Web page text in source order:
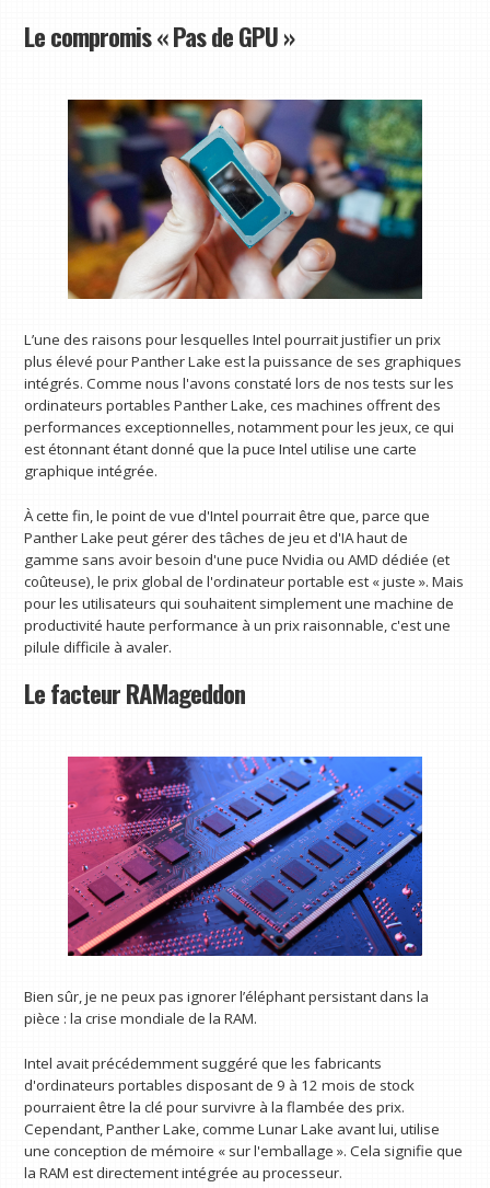
Le compromis « Pas de GPU »
L’une des raisons pour lesquelles Intel pourrait justifier un prix
plus élevé pour Panther Lake est la puissance de ses graphiques
intégrés. Comme nous l'avons constaté lors de nos tests sur les
ordinateurs portables Panther Lake, ces machines offrent des
performances exceptionnelles, notamment pour les jeux, ce qui
est étonnant étant donné que la puce Intel utilise une carte
graphique intégrée.
À cette fin, le point de vue d'Intel pourrait être que, parce que
Panther Lake peut gérer des tâches de jeu et d'IA haut de
gamme sans avoir besoin d'une puce Nvidia ou AMD dédiée (et
coûteuse), le prix global de l'ordinateur portable est « juste ». Mais
pour les utilisateurs qui souhaitent simplement une machine de
productivité haute performance à un prix raisonnable, c'est une
pilule difficile à avaler.
Le facteur RAMageddon
Bien sûr, je ne peux pas ignorer l’éléphant persistant dans la
pièce : la crise mondiale de la RAM.
Intel avait précédemment suggéré que les fabricants
d'ordinateurs portables disposant de 9 à 12 mois de stock
pourraient être la clé pour survivre à la flambée des prix.
Cependant, Panther Lake, comme Lunar Lake avant lui, utilise
une conception de mémoire « sur l'emballage ». Cela signifie que
la RAM est directement intégrée au processeur.